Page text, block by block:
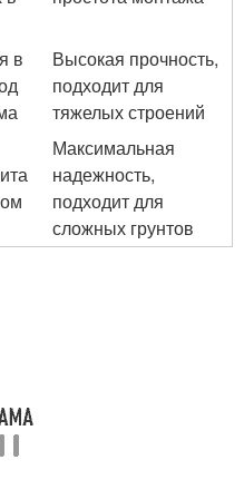
в
Высокая прочность,
подходит для
тяжелых строений
Максимальная
надежность,
подходит для
сложных грунтов